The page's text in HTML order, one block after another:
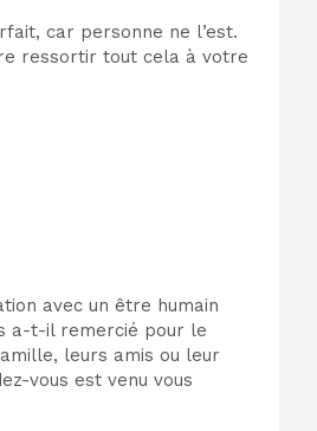
car personne ne l’est.
ressortir tout cela à votre
avec un être humain
a-t-il remercié pour le
leurs amis ou leur
vous est venu vous